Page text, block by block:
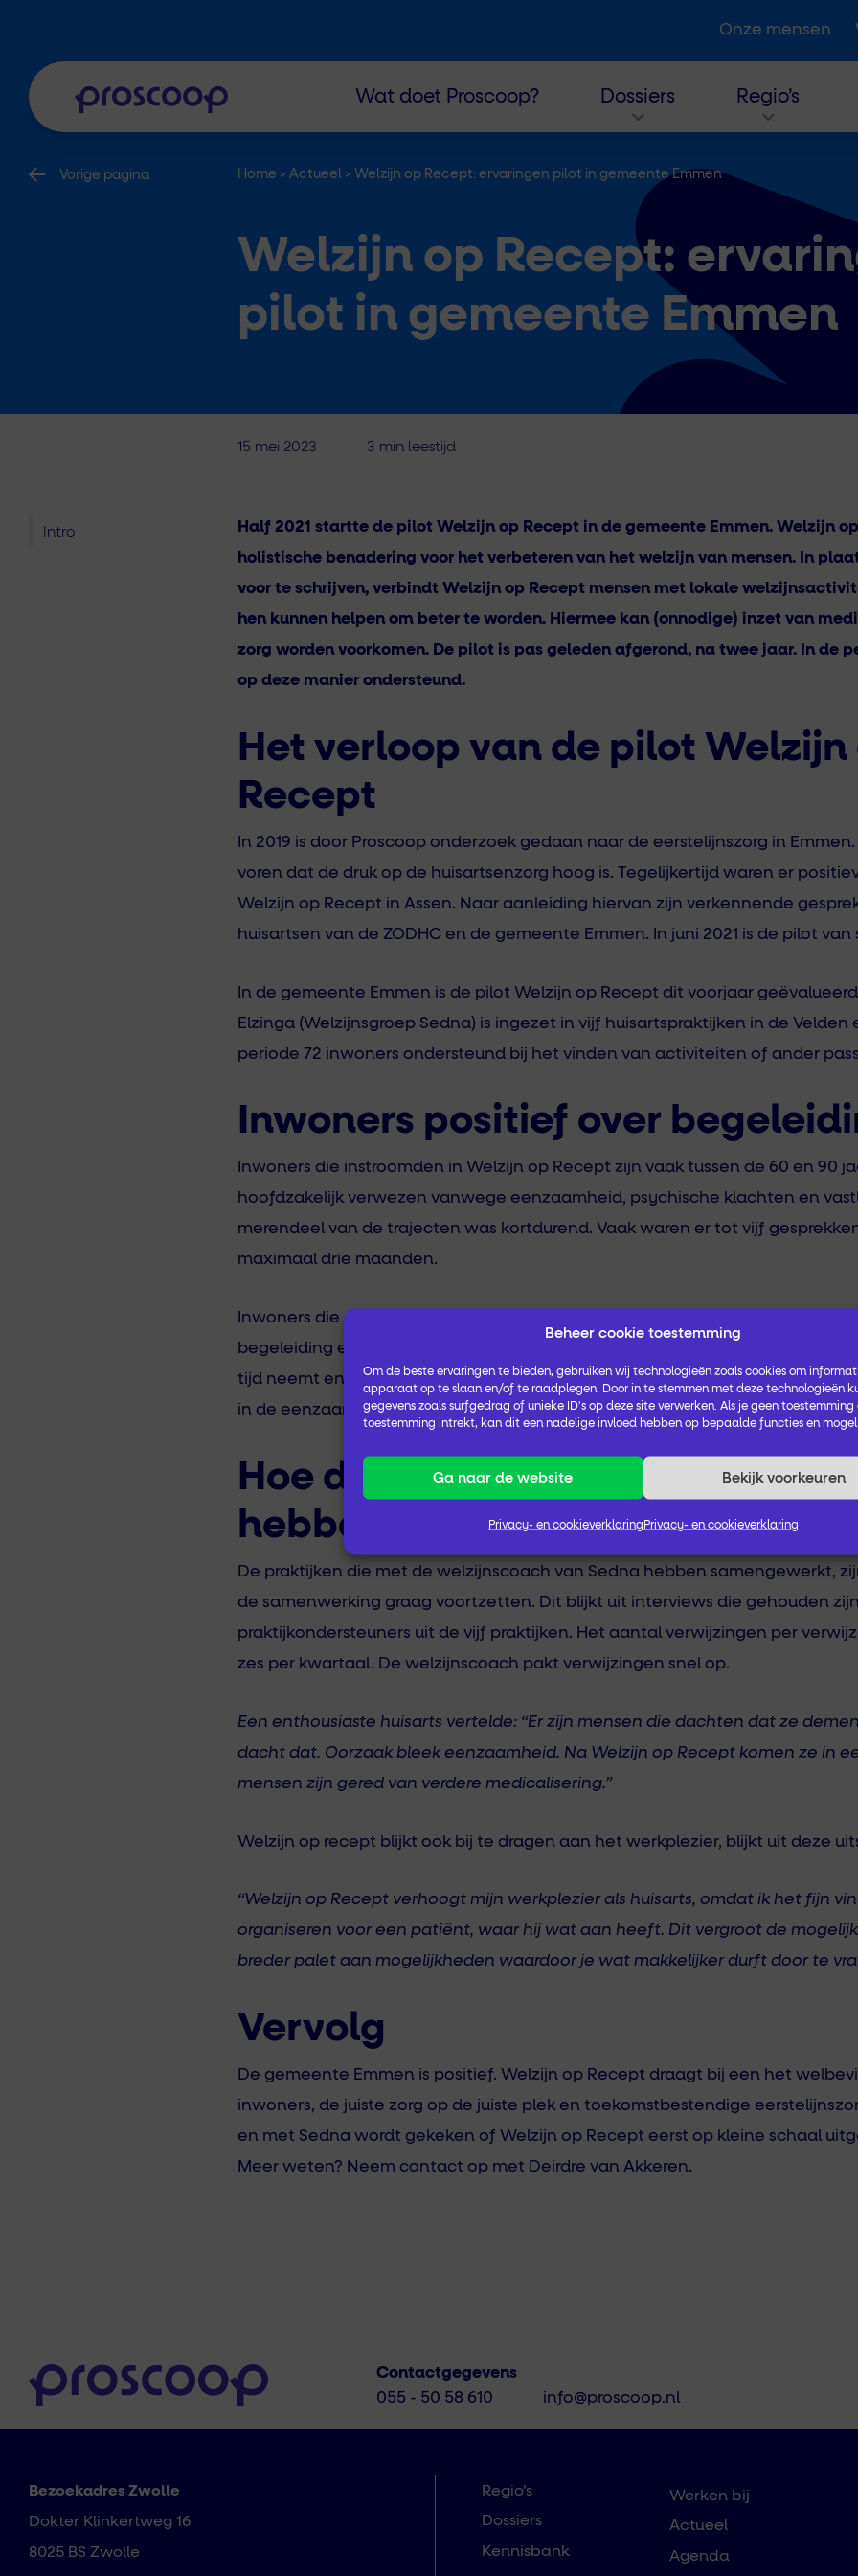
Beheer cookie toestemming
Om de beste ervaringen te bieden, gebruiken wij technologieën zoals cookies om
apparaat op te slaan en/of te raadplegen. Door in te stemmen met deze technologieën
gegevens zoals surfgedrag of unieke ID's op deze site verwerken. Als je geen
toestemming intrekt, kan dit een nadelige invloed hebben op bepaalde functies en
Ga naar de website Bekijk voorkeuren
Privacy- en cookieverklaring Privacy- en cookieverklaring
Onze mensen
Wat doet Proscoop? Dossiers Regio’s
Vorige pagina Home > Actueel > Welzijn op Recept: ervaringen pilot in gemeente Emmen
Welzijn op Recept:
pilot in gemeente Emmen
15 mei 2023 3 min leestijd
Intro
Half 2021 startte de pilot Welzijn op Recept in de gemeente Emmen. Welzijn
holistische benadering voor het verbeteren van het welzijn van mensen. In
voor te schrijven, verbindt Welzijn op Recept mensen met lokale
hen kunnen helpen om beter te worden. Hiermee kan (onnodige) inzet van
zorg worden voorkomen. De pilot is pas geleden afgerond, na twee jaar. In de
op deze manier ondersteund.
Het verloop van de pilot Welzijn
Recept
In 2019 is door Proscoop onderzoek gedaan naar de eerstelijnszorg in
voren dat de druk op de huisartsenzorg hoog is. Tegelijkertijd waren er
Welzijn op Recept in Assen. Naar aanleiding hiervan zijn verkennende
huisartsen van de ZODHC en de gemeente Emmen. In juni 2021 is de pilot
In de gemeente Emmen is de pilot Welzijn op Recept dit voorjaar
Elzinga (Welzijnsgroep Sedna) is ingezet in vijf huisartspraktijken in de
periode 72 inwoners ondersteund bij het vinden van activiteiten of ander
Inwoners positief over
Inwoners die instroomden in Welzijn op Recept zijn vaak tussen de 60 en 90
hoofdzakelijk verwezen vanwege eenzaamheid, psychische klachten en
merendeel van de trajecten was kortdurend. Vaak waren er tot vijf
maximaal drie maanden.
Inwoners die deelgenomen hebben aan Welzijn op Recept zijn in het
begeleiding en het resultaat. Aangegeven wordt dat de welzijnscoach een
tijd neemt en dat de welzijnscoach de deelnemers serieus neemt.
in de eenzaamheid, meer plezier in het leven en zin om dingen te
Hoe de huisartsenpraktijken de
hebben ervaren
De praktijken die met de welzijnscoach van Sedna hebben samengewerkt,
de samenwerking graag voortzetten. Dit blijkt uit interviews die gehouden
praktijkondersteuners uit de vijf praktijken. Het aantal verwijzingen per
zes per kwartaal. De welzijnscoach pakt verwijzingen snel op.
Een enthousiaste huisarts vertelde: “Er zijn mensen die dachten dat ze
dacht dat. Oorzaak bleek eenzaamheid. Na Welzijn op Recept komen ze in
mensen zijn gered van verdere medicalisering.”
Welzijn op recept blijkt ook bij te dragen aan het werkplezier, blijkt uit deze
“Welzijn op Recept verhoogt mijn werkplezier als huisarts, omdat ik het fijn
organiseren voor een patiënt, waar hij wat aan heeft. Dit vergroot de
breder palet aan mogelijkheden waardoor je wat makkelijker durft door te
Vervolg
De gemeente Emmen is positief. Welzijn op Recept draagt bij een het
inwoners, de juiste zorg op de juiste plek en toekomstbestendige
en met Sedna wordt gekeken of Welzijn op Recept eerst op kleine schaal
Meer weten? Neem contact op met Deirdre van Akkeren.
Contactgegevens
055 - 50 58 610
info@proscoop.nl
Bezoekadres Zwolle
Dokter Klinkertweg 16
8025 BS Zwolle
Regio’s
Dossiers
Kennisbank
Werken bij
Actueel
Agenda